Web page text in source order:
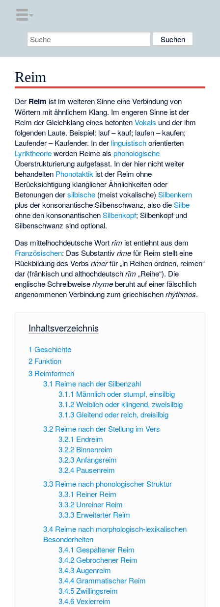
Reim
Der Reim ist im weiteren Sinne eine Verbindung von
Wörtern mit ähnlichem Klang. Im engeren Sinne ist der
Reim der Gleichklang eines betontenVokals und der ihm
folgenden Laute. Beispiel: lauf – kauf; laufen – kaufen;
Laufender – Kaufender. In der linguistischorientierten
Lyriktheoriewerden Reime alsphonologische
Überstrukturierung aufgefasst. In der hier nicht weiter
behandelten Phonotaktik ist der Reim ohne
Berücksichtigung klanglicher Ähnlichkeiten oder
Betonungen dersilbische (meist vokalische)Silbenkern
plus der konsonantischeSilbenschwanz, also dieSilbe
ohne den konsonantischenSilbenkopf; Silbenkopf und
Silbenschwanz sind optional.
Das mittelhochdeutsche Wortrîm ist entlehnt aus dem
Französischen: Das Substantivrimefür Reim stellt eine
Rückbildung des Verbsrimerfür „in Reihen ordnen, reimen“
dar (fränkisch und althochdeutschrīm „Reihe“). Die
englische Schreibweiserhymeberuht auf einer fälschlich
angenommenen Verbindung zum griechischenrhythmos.
Inhaltsverzeichnis
1 Geschichte
2 Funktion
3 Reimformen
3.1 Reime nach der Silbenzahl
3.1.1 Männlich oder stumpf, einsilbig
3.1.2 Weiblich oder klingend, zweisilbig
3.1.3 Gleitend oder reich, dreisilbig
3.2 Reime nach der Stellung im Vers
3.2.1 Endreim
3.2.2 Binnenreim
3.2.3 Anfangsreim
3.2.4 Pausenreim
3.3 Reime nach phonologischer Struktur
3.3.1 Reiner Reim
3.3.2 Unreiner Reim
3.3.3 Erweiterter Reim
3.4 Reime nach morphologisch-lexikalischen
Besonderheiten
3.4.1 Gespaltener Reim
3.4.2 Gebrochener Reim
3.4.3 Augenreim
3.4.4 Grammatischer Reim
3.4.5 Zwillingsreim
3.4.6 Vexierreim